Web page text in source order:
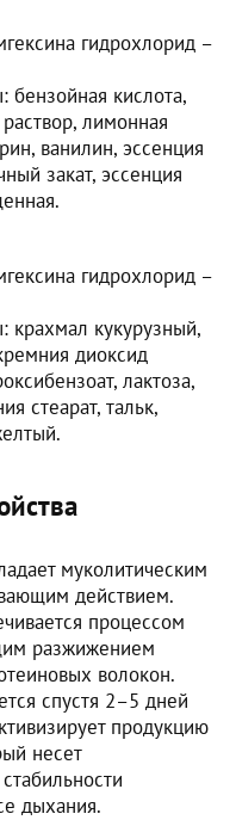
гидрохлорид –
кислота,
лимонная
ванилин, эссенция
закат, эссенция
гидрохлорид –
крахмал кукурузный,
диоксид
лактоза,
стеарат, тальк,
муколитическим
действием.
процессом
разжижением
волокон.
спустя 2–5 дней
продукцию
несет
дыхания.